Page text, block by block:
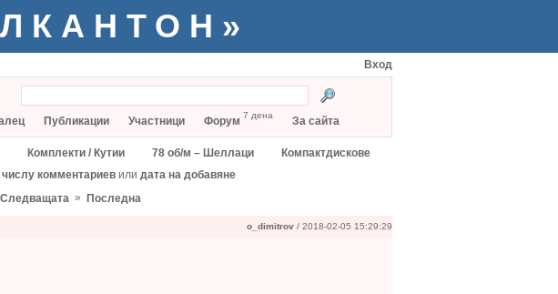
Вход
Публикации Участници Форум 7 дена За сайта
Комплекти / Кутии 78 об/м – Шеллаци
Компактдискове
числу комментариев или дата на добавяне
Следващата » Последна
o_dimitrov / 2018-02-05 15:29:29